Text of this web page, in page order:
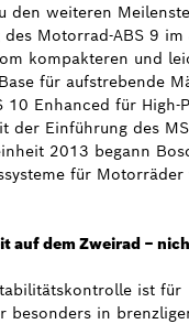
den weiteren
Motorrad-ABS 9
kompakteren und
für aufstrebende
10 Enhanced für High-
der Einführung des
2013 begann
für
auf dem Zweirad –
ist für
besonders in